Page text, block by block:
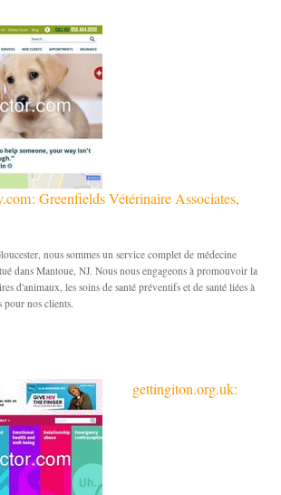
Greenfields Vétérinaire Associates,
nous sommes un service complet de médecine
dans Mantoue, NJ. Nous nous engageons à promouvoir la
d'animaux, les soins de santé préventifs et de santé liées à
nos clients.
gettingiton.org.uk: